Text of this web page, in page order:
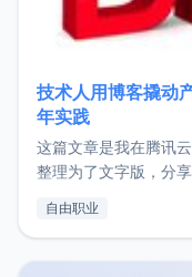
技术人用博客撬动
年实践
这篇文章是我在腾讯
整理为了文字版，分
了我的首个产品
自由职业